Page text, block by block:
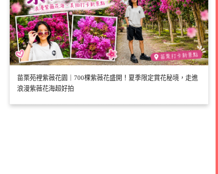
苗栗苑裡紫薇花園｜700棵紫薇花盛開！夏季限定賞花秘境，走進
浪漫紫薇花海超好拍